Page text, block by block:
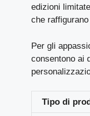
edizioni
che
Per gli
consentono ai
Tipo di